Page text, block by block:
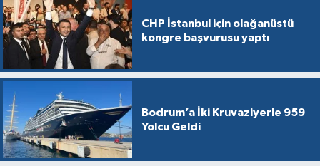
CHP İstanbul için olağanüstü
kongre başvurusu yaptı
Bodrum’a İki Kruvaziyerle 959
Yolcu Geldi